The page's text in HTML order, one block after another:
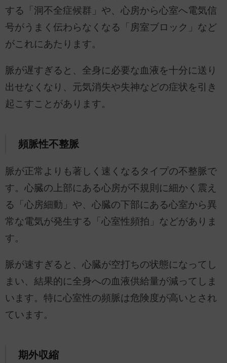
する「洞不全症候群」や、心房から心室へ電気信
号がうまく伝わらなくなる「房室ブロック」など
がこれにあたります。
脈が遅すぎると、全身に必要な血液を十分に送り
出せなくなり、元気消失や失神などの症状を引き
起こすことがあります。
頻脈性不整脈
脈が正常よりも著しく速くなるタイプの不整脈で
す。心臓の上部にある心房が不規則に細かく震え
る「心房細動」や、心臓の下部にある心室から異
常な電気が発生する「心室性頻拍」などがありま
す。
脈が速すぎると、心臓が空打ちの状態になってし
まい、結果的に全身への血液供給量が減ってしま
います。特に心室性の頻脈は危険度が高いとされ
ています。
期外収縮